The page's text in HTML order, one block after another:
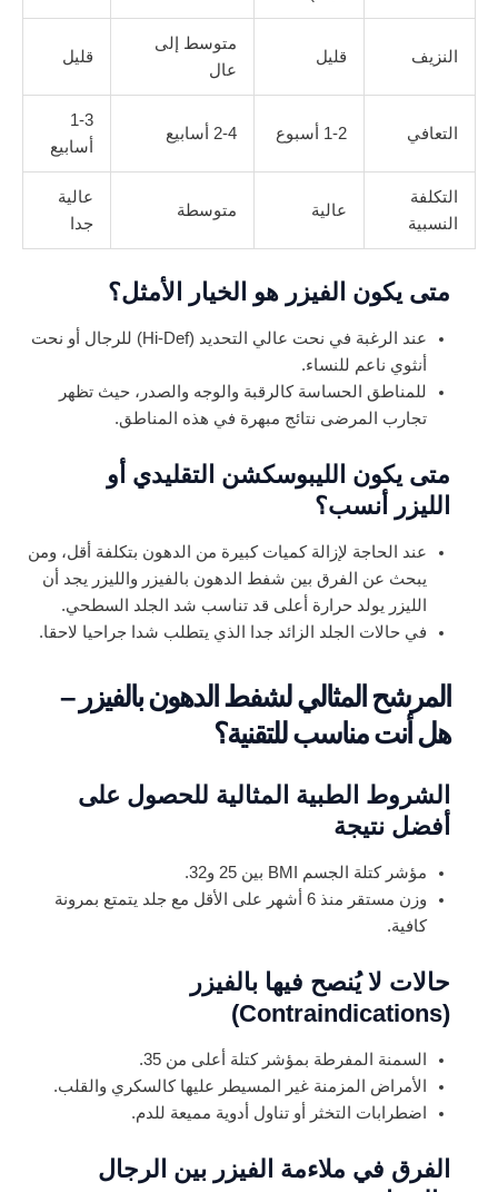
النزيف قليل
متوسط إلى
عال
قليل
التعافي 1-2 أسبوع 2-4 أسابيع
1-3
أسابيع
التكلفة
النسبية
عالية متوسطة
عالية
جدا
متى يكون الفيزر هو الخيار الأمثل؟
عند الرغبة في نحت عالي التحديد (Hi-Def) للرجال أو نحت
أنثوي ناعم للنساء.
للمناطق الحساسة كالرقبة والوجه والصدر، حيث تظهر
تجارب المرضى نتائج مبهرة في هذه المناطق.
متى يكون الليبوسكشن التقليدي أو
الليزر أنسب؟
عند الحاجة لإزالة كميات كبيرة من الدهون بتكلفة أقل، ومن
يبحث عن الفرق بين شفط الدهون بالفيزر والليزر يجد أن
الليزر يولد حرارة أعلى قد تناسب شد الجلد السطحي.
في حالات الجلد الزائد جدا الذي يتطلب شدا جراحيا لاحقا.
المرشح المثالي لشفط الدهون بالفيزر –
هل أنت مناسب للتقنية؟
الشروط الطبية المثالية للحصول على
أفضل نتيجة
مؤشر كتلة الجسم BMI بين 25 و32.
وزن مستقر منذ 6 أشهر على الأقل مع جلد يتمتع بمرونة
كافية.
حالات لا يُنصح فيها بالفيزر
(Contraindications)
السمنة المفرطة بمؤشر كتلة أعلى من 35.
الأمراض المزمنة غير المسيطر عليها كالسكري والقلب.
اضطرابات التخثر أو تناول أدوية مميعة للدم.
الفرق في ملاءمة الفيزر بين الرجال